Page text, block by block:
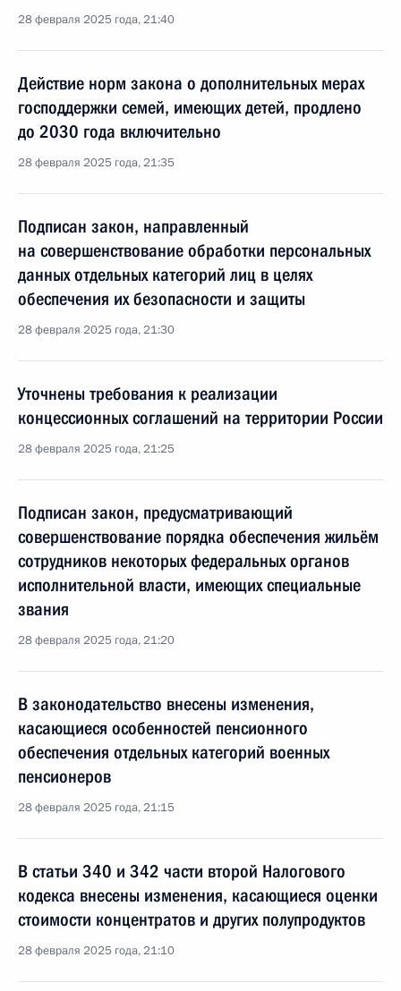
28 февраля 2025 года, 21:40
Действие норм закона о дополнительных мерах
господдержки семей, имеющих детей, продлено
до 2030 года включительно
28 февраля 2025 года, 21:35
Подписан закон, направленный
на совершенствование обработки персональных
данных отдельных категорий лиц в целях
обеспечения их безопасности и защиты
28 февраля 2025 года, 21:30
Уточнены требования к реализации
концессионных соглашений на территории России
28 февраля 2025 года, 21:25
Подписан закон, предусматривающий
совершенствование порядка обеспечения жильём
сотрудников некоторых федеральных органов
исполнительной власти, имеющих специальные
звания
28 февраля 2025 года, 21:20
В законодательство внесены изменения,
касающиеся особенностей пенсионного
обеспечения отдельных категорий военных
пенсионеров
28 февраля 2025 года, 21:15
В статьи 340 и 342 части второй Налогового
кодекса внесены изменения, касающиеся оценки
стоимости концентратов и других полупродуктов
28 февраля 2025 года, 21:10